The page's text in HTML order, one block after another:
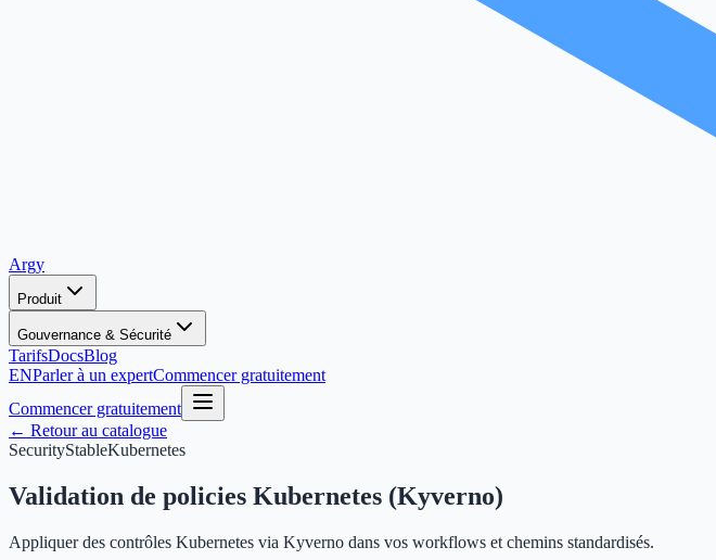
Argy
Produit
Gouvernance & Sécurité
TarifsDocsBlog
ENParler à un expertCommencer gratuitement
Commencer gratuitement
← Retour au catalogue
SecurityStableKubernetes
Validation de policies Kubernetes (Kyverno)
Appliquer des contrôles Kubernetes via Kyverno dans vos workflows et chemins standardisés.